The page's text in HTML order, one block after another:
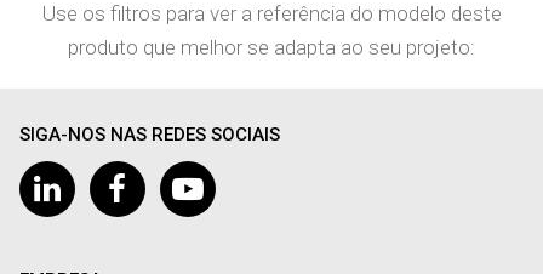
Use os filtros para ver a referência do modelo deste
produto que melhor se adapta ao seu projeto:
SIGA-NOS NAS REDES SOCIAIS